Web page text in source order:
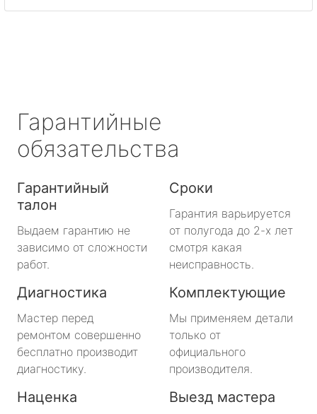
Гарантийные
обязательства
Гарантийный
талон
Выдаем гарантию не
зависимо от сложности
работ.
Сроки
Гарантия варьируется
от полугода до 2-х лет
смотря какая
неисправность.
Диагностика
Мастер перед
ремонтом совершенно
бесплатно производит
диагностику.
Комплектующие
Мы применяем детали
только от
официального
производителя.
Наценка Выезд мастера